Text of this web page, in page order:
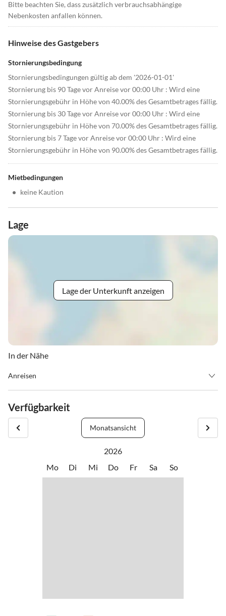
Bitte beachten Sie, dass zusätzlich verbrauchsabhängige
Nebenkosten anfallen können.
Hinweise des Gastgebers
Stornierungsbedingung
Stornierungsbedingungen gültig ab dem '2026-01-01'
Stornierung bis 90 Tage vor Anreise vor 00:00 Uhr : Wird eine
Stornierungsgebühr in Höhe von 40.00% des Gesamtbetrages fällig.
Stornierung bis 30 Tage vor Anreise vor 00:00 Uhr : Wird eine
Stornierungsgebühr in Höhe von 70.00% des Gesamtbetrages fällig.
Stornierung bis 7 Tage vor Anreise vor 00:00 Uhr : Wird eine
Stornierungsgebühr in Höhe von 90.00% des Gesamtbetrages fällig.
Mietbedingungen
• keine Kaution
Lage
Lage der Unterkunft anzeigen
In der Nähe
Anreisen
Bungalow bis 9:00 Uhr zu verlassen.
Verfügbarkeit
Monatsansicht
2026
Mo
Di Mi Do Fr Sa So